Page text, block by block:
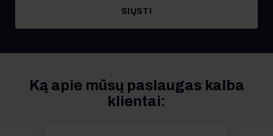
SIŲSTI
Ką apie mūsų paslaugas kalba
klientai: